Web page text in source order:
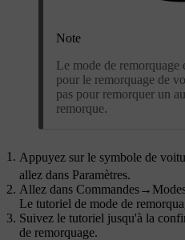
Note
Le mode de remorquage
pour le remorquage de
pas pour remorquer un
remorque.
Appuyez sur le symbole de
allez dans Paramètres.
Allez dans Commandes→
Le tutoriel de mode de
Suivez le tutoriel jusqu'à la
de remorquage.